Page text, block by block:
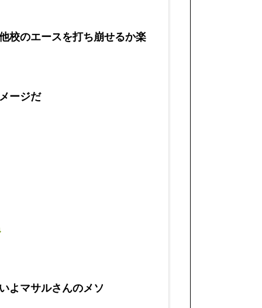
校のエースを打ち崩せるか楽
ージだ
よマサルさんのメソ